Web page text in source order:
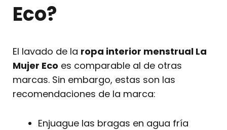
Eco?
El lavado de la ropa interior menstrual La
Mujer Eco es comparable al de otras
marcas. Sin embargo, estas son las
recomendaciones de la marca:
Enjuague las bragas en agua fría